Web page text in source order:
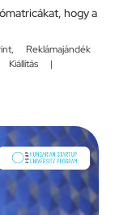
hogy a
, Reklámajándék
Kiállítás |